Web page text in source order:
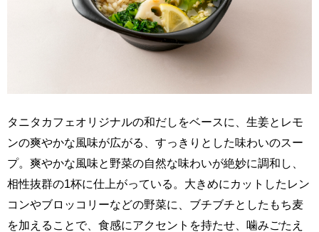
タニタカフェオリジナルの和だしをベースに、生姜とレモ
ンの爽やかな風味が広がる、すっきりとした味わいのスー
プ。爽やかな風味と野菜の自然な味わいが絶妙に調和し、
相性抜群の1杯に仕上がっている。大きめにカットしたレン
コンやブロッコリーなどの野菜に、ブチブチとしたもち麦
を加えることで、食感にアクセントを持たせ、噛みごたえ